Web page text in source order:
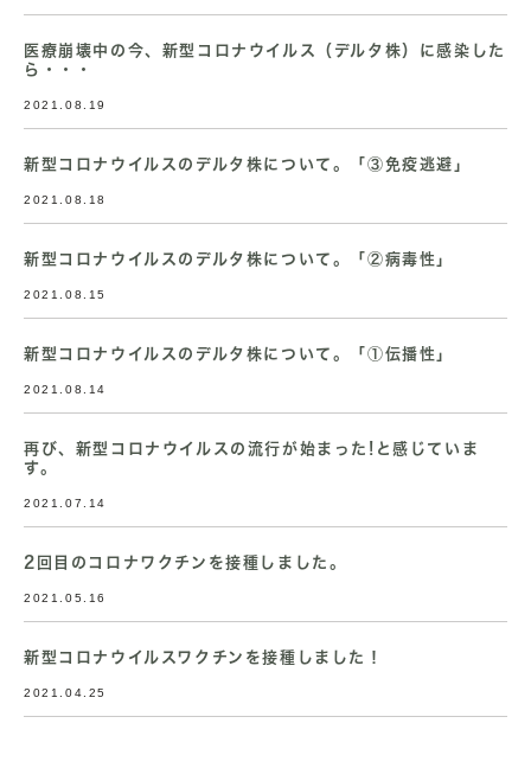
医療崩壊中の今、新型コロナウイルス（デルタ株）に感染した
ら・・・
2021.08.19
新型コロナウイルスのデルタ株について。「③免疫逃避」
2021.08.18
新型コロナウイルスのデルタ株について。「②病毒性」
2021.08.15
新型コロナウイルスのデルタ株について。「①伝播性」
2021.08.14
再び、新型コロナウイルスの流行が始まった!と感じていま
す。
2021.07.14
2回目のコロナワクチンを接種しました。
2021.05.16
新型コロナウイルスワクチンを接種しました！
2021.04.25